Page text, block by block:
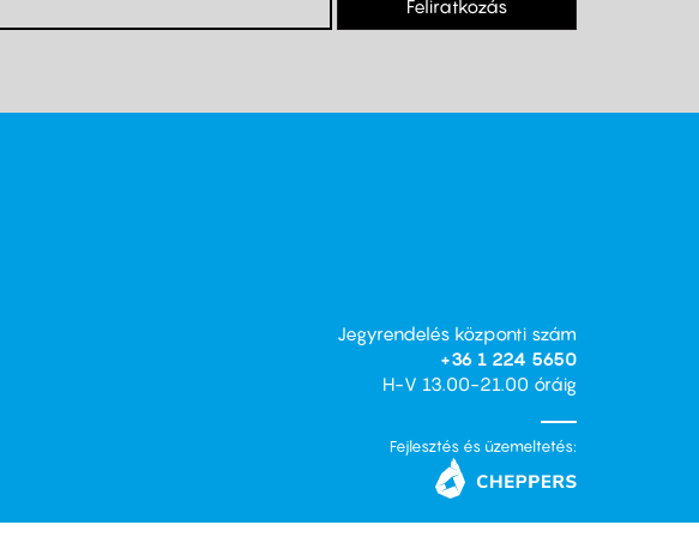
Feliratkozás
Jegyrendelés központi szám
+36 1 224 5650
H-V 13.00-21.00 óráig
Fejlesztés és üzemeltetés: